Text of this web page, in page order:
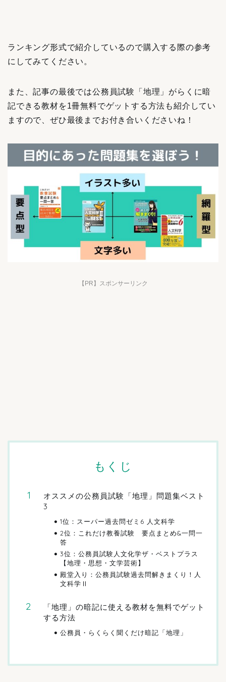
ランキング形式で紹介しているので購入する際の参考
にしてみてください。
また、記事の最後では公務員試験「地理」がらくに暗
記できる教材を1冊無料でゲットする方法も紹介してい
ますので、ぜひ最後までお付き合いくださいね！
【PR】スポンサーリンク
もくじ
オススメの公務員試験「地理」問題集ベスト
3
1位：スーパー過去問ゼミ6 人文科学
2位：これだけ教養試験 要点まとめ&一問一
答
3位：公務員試験人文化学ザ・ベストプラス
【地理・思想・文学芸術】
殿堂入り：公務員試験過去問解きまくり！人
文科学Ⅱ
「地理」の暗記に使える教材を無料でゲット
する方法
公務員・らくらく聞くだけ暗記「地理」